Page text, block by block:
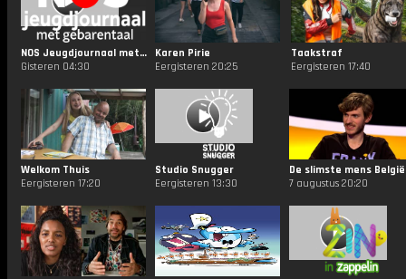
NOS Jeugdjournaal met Gebarentaal
Gisteren 04:30
Karen Pirie
Eergisteren 20:25
Taakstraf
Eergisteren 17:40
Welkom Thuis
Eergisteren 17:20
Studio Snugger
Eergisteren 13:30
De slimste mens België
7 augustus 20:20